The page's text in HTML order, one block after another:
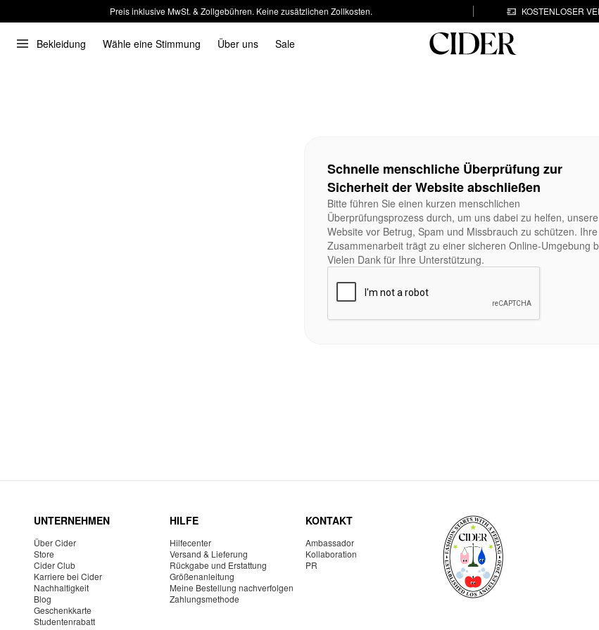
Preis inklusive MwSt. & Zollgebühren. Keine zusätzlichen Zollkosten. KOSTENLOSER
Bekleidung Wähle eine Stimmung Über uns Sale
Schnelle menschliche Überprüfung zur
Sicherheit der Website abschließen
Bitte führen Sie einen kurzen menschlichen
Überprüfungsprozess durch, um uns dabei zu helfen, unsere
Website vor Betrug, Spam und Missbrauch zu schützen. Ihre
Zusammenarbeit trägt zu einer sicheren Online-Umgebung
Vielen Dank für Ihre Unterstützung.
UNTERNEHMEN
Über Cider
Store
Cider Club
Karriere bei Cider
Nachhaltigkeit
Blog
Geschenkkarte
Studentenrabatt
HILFE
Hilfecenter
Versand & Lieferung
Rückgabe und Erstattung
Größenanleitung
Meine Bestellung nachverfolgen
Zahlungsmethode
KONTAKT
Ambassador
Kollaboration
PR